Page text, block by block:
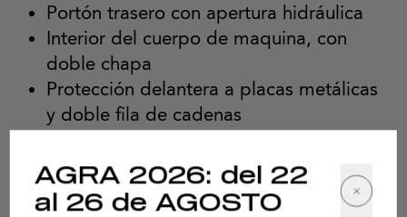
Portón trasero con apertura hidráulica
Interior del cuerpo de maquina, con
doble chapa
Protección delantera a placas metálicas
y doble fila de cadenas
Protector de troncos hidráulico
Protecciones de seguridad de acuerdo
AGRA 2026: del 22
al 26 de AGOSTO